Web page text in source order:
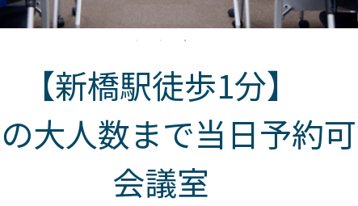
【新橋駅徒歩1分】
大人数まで当日予約
会議室